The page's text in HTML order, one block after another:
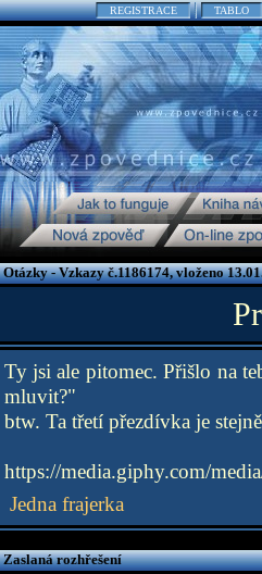
REGISTRACE TABLO
Otázky - Vzkazy č.1186174, vloženo
Ty jsi ale pitomec. Přišlo na
mluvit?"
btw. Ta třetí přezdívka je
https://media.giphy.com/
Jedna frajerka
Zaslaná rozhřešení